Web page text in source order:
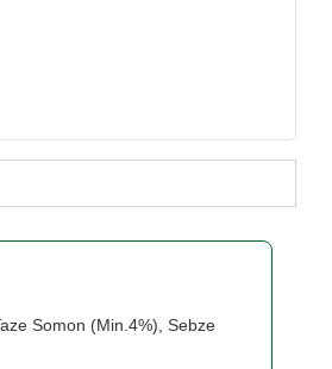
Somon (Min.4%), Sebze